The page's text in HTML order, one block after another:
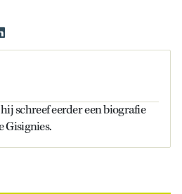
schreef eerder een biografie
Gisignies.